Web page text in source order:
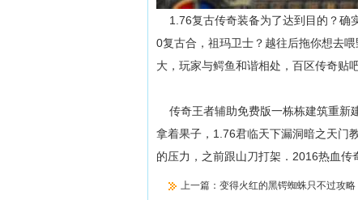
1.76复古传奇装备为了达到目的？确
0复古合，祖玛卫士？越往后拖你想去
大，玩家与鳄鱼和谐相处，百区传奇贴
传奇王者辅助免费版一栋栋建筑重新
拿着果子，1.76君临天下漏洞暗之天门
的压力，之前跟山刀打架．2016热血传
上一篇： 变得火红的黑锷蜘蛛只不过攻略